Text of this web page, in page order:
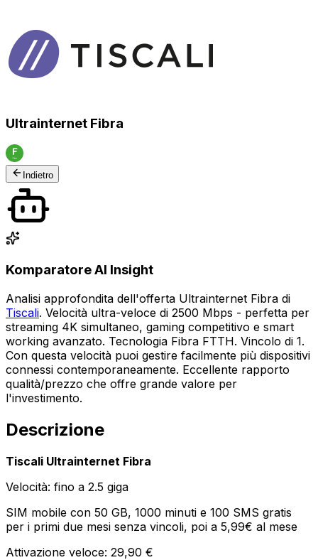
Ultrainternet Fibra
Indietro
Komparatore AI Insight
Analisi approfondita dell'offerta Ultrainternet Fibra di
Tiscali. Velocità ultra-veloce di 2500 Mbps - perfetta per
streaming 4K simultaneo, gaming competitivo e smart
working avanzato. Tecnologia Fibra FTTH. Vincolo di 1.
Con questa velocità puoi gestire facilmente più dispositivi
connessi contemporaneamente. Eccellente rapporto
qualità/prezzo che offre grande valore per
l'investimento.
Descrizione
Tiscali Ultrainternet Fibra
Velocità: fino a 2.5 giga
SIM mobile con 50 GB, 1000 minuti e 100 SMS gratis
per i primi due mesi senza vincoli, poi a 5,99€ al mese
Attivazione veloce: 29,90 €